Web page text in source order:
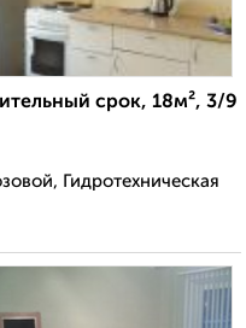
срок, 18м², 3/9
Гидротехническая